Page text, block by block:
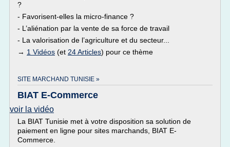
?
- Favorisent-elles la micro-finance ?
- L’aliénation par la vente de sa force de travail
- La valorisation de l’agriculture et du secteur...
→ 1 Vidéos (et 24 Articles) pour ce thème
SITE MARCHAND TUNISIE »
BIAT E-Commerce
voir la vidéo
La BIAT Tunisie met à votre disposition sa solution de
paiement en ligne pour sites marchands, BIAT E-
Commerce.